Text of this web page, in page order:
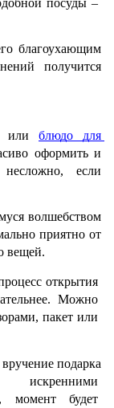
благоухающим
получится
или блюдо для
оформить и
если
волшебством
приятно от
вещей.
открытия
Можно
пакет или
подарка
искренними
момент будет